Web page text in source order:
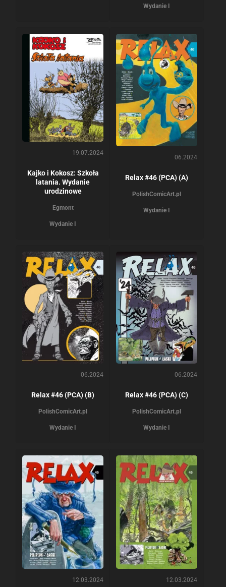
Wydanie I
19.07.2024
Kajko i Kokosz: Szkoła
latania. Wydanie
urodzinowe
Egmont
Wydanie I
06.2024
Relax #46 (PCA) (A)
PolishComicArt.pl
Wydanie I
06.2024
Relax #46 (PCA) (B)
PolishComicArt.pl
Wydanie I
06.2024
Relax #46 (PCA) (C)
PolishComicArt.pl
Wydanie I
12.03.2024 12.03.2024